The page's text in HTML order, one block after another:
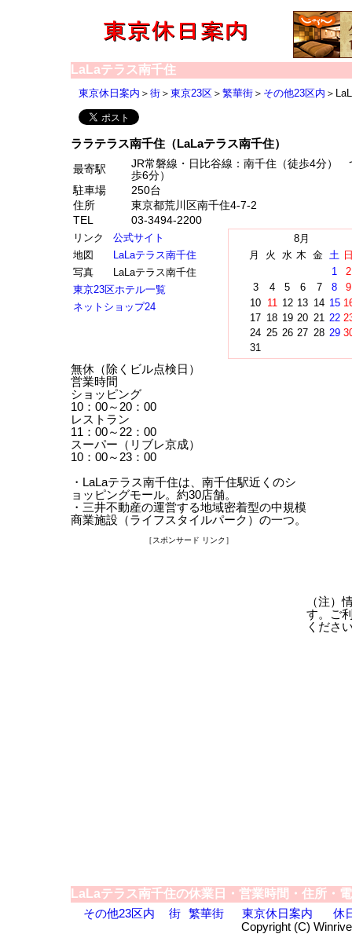
LaLaテラス南千住
東京休日案内 ＞ 街 ＞ 東京23区 ＞ 繁華街 ＞ その他23区内 ＞
ララテラス南千住（LaLaテラス南千住）
最寄駅
JR常磐線・日比谷線：南千住（徒歩4分）
歩6分）
駐車場
250台
住所
東京都荒川区南千住4-7-2
TEL
03-3494-2200
リンク
公式サイト
地図
LaLaテラス南千住
写真
LaLaテラス南千住
東京23区ホテル一覧
ネットショップ24
8月
月
火 水 木 金 土
1
2
3
4 5 6 7 8
9
10 11 12 13 14 15
17 18 19 20 21 22
24 25 26 27 28 29
31
無休（除くビル点検日）
営業時間
ショッピング
10：00～20：00
レストラン
11：00～22：00
スーパー（リブレ京成）
10：00～23：00
・LaLaテラス南千住は、南千住駅近くのシ
ョッピングモール。約30店舗。
・三井不動産の運営する地域密着型の中規模
商業施設（ライフスタイルパーク）の一つ。
［スポンサード リンク］
（注）
す。ご
くださ
LaLaテラス南千住の休業日・営業時間・住所・
その他23区内
街 繁華街 東京休日案内
休
Copyright (C)